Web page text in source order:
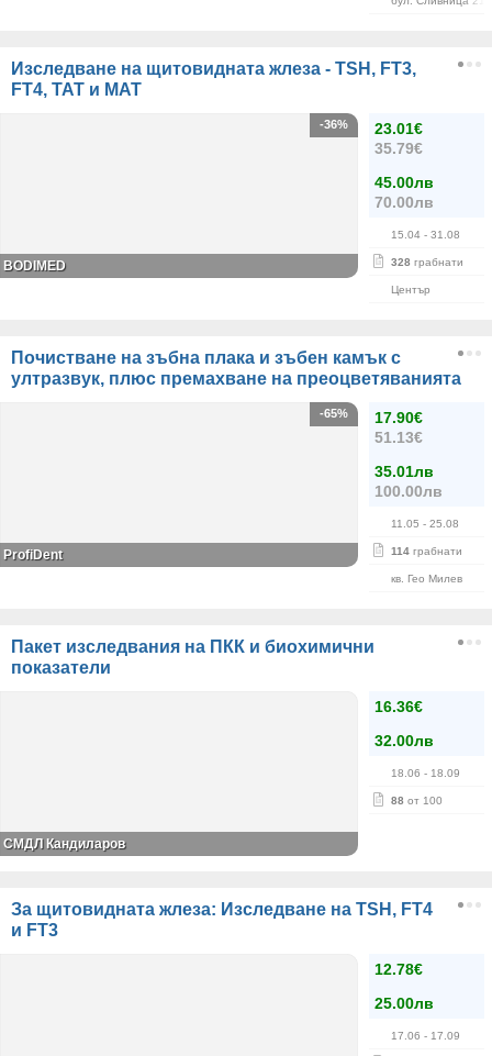
Изследване на щитовидната жлеза - TSH, FT3,
FT4, ТАТ и МАТ
23.01€
35.79€
45.00лв
70.00лв
15.04 - 31.08
328 грабнати
Център
-36%
BODIMED
Почистване на зъбна плака и зъбен камък с
ултразвук, плюс премахване на преоцветяванията
17.90€
51.13€
35.01лв
100.00лв
11.05 - 25.08
114 грабнати
кв. Гео Милев
-65%
ProfiDent
Пакет изследвания на ПКК и биохимични
показатели
16.36€
32.00лв
18.06 - 18.09
88 от 100
СМДЛ Кандиларов
За щитовидната жлеза: Изследване на TSH, FT4
и FT3
12.78€
25.00лв
17.06 - 17.09